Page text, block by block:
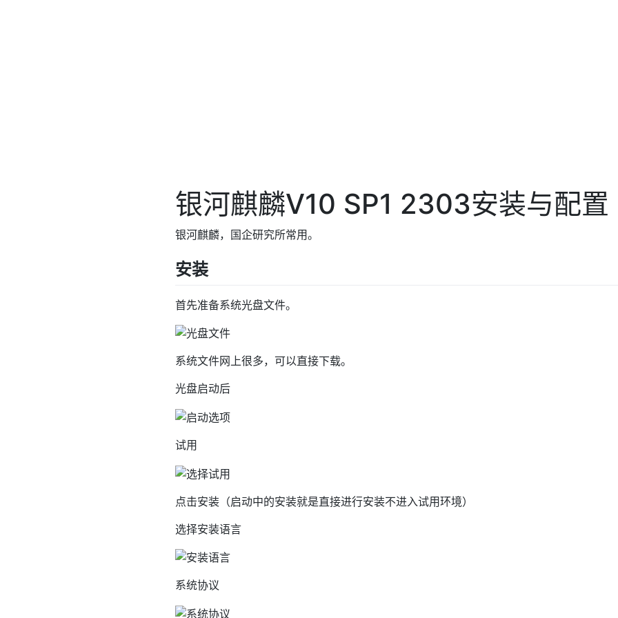
银河麒麟V10 SP1 2303安装与配置
银河麒麟，国企研究所常用。
安装
首先准备系统光盘文件。
系统文件网上很多，可以直接下载。
光盘启动后
试用
点击安装（启动中的安装就是直接进行安装不进入试用环境）
选择安装语言
系统协议